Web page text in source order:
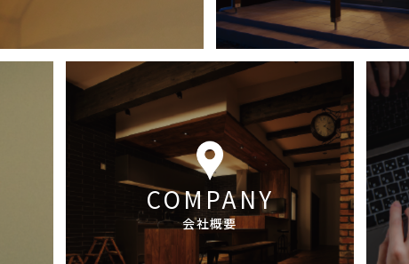
COMPANY
会社概要